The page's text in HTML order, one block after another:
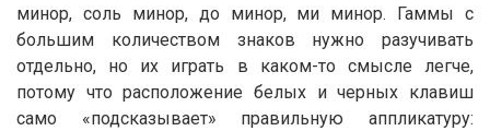
минор, соль минор, до минор, ми минор. Гаммы с
большим количеством знаков нужно разучивать
отдельно, но их играть в каком-то смысле легче,
потому что расположение белых и черных клавиш
само «подсказывает» правильную аппликатуру: